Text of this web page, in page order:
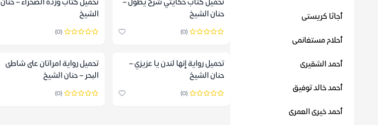
أجاثا كريستى
أحلام مستغانمى
أحمد الشقيرى
أحمد خالد توفيق
أحمد خيرى العمرى
تحميل كتاب حكايتي شرح يطول –
حنان الشيخ
(0)
تحميل كتاب وردة الصحراء – حنان
الشيخ
(0)
تحميل رواية إنها لندن يا عزيزي –
حنان الشيخ
(0)
تحميل رواية امراتان على شاطئ
البحر – حنان الشيخ
(0)